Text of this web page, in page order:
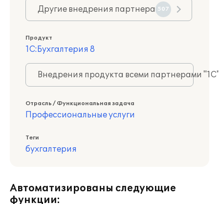
Другие внедрения партнера 507
Продукт
1С:Бухгалтерия 8
Внедрения продукта всеми партнерами
Отрасль / Функциональная задача
Профессиональные услуги
Теги
бухгалтерия
Автоматизированы следующие
функции: